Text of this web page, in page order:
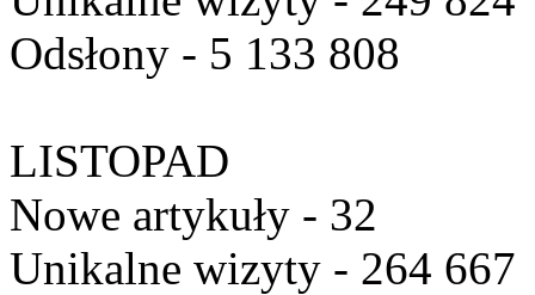
Odsłony - 5 133 808
LISTOPAD
Nowe artykuły - 32
Unikalne wizyty - 264 667